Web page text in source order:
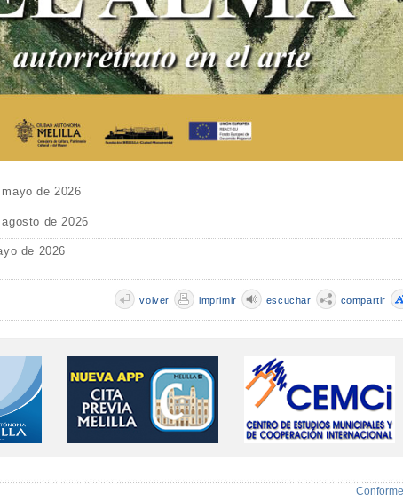
de 2026
de 2026
de 2026
compartir
escuchar
imprimir
volver